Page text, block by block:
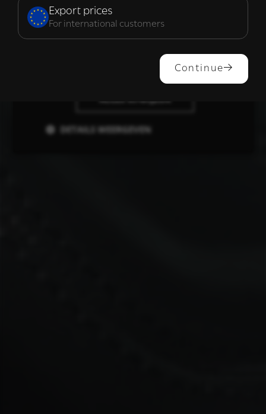
Export prices
For international customers
Continue
ALLES ACCEPTEREN
DETAILS WEERGEVEN